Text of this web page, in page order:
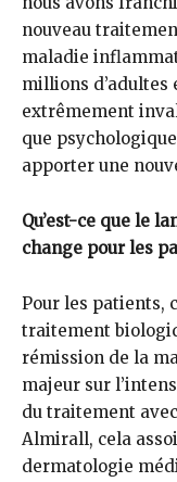
nouveau
maladie
millions d’adultes
extrêmement
que
apporter une
Qu’est-ce que le
change pour les
Pour les patients,
traitement
rémission de la
majeur sur
du traitement
Almirall, cela
dermatologie